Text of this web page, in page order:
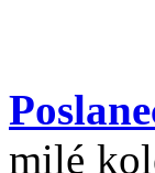
milé